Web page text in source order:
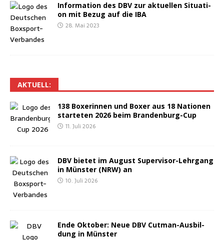
Infor­ma­ti­on des DBV zur aktu­el­len Situa­ti­
on mit Bezug auf die IBA
28. Mai 2023
AKTU­ELL:
138 Boxe­rin­nen und Boxer aus 18 Natio­nen
star­te­ten 2026 beim Brandenburg-Cup
11. Juli 2026
DBV bie­tet im August Super­vi­sor-Lehr­gang
in Müns­ter (NRW) an
10. Juli 2026
Ende Okto­ber: Neue DBV Cut­man-Aus­bil­
dung in Münster